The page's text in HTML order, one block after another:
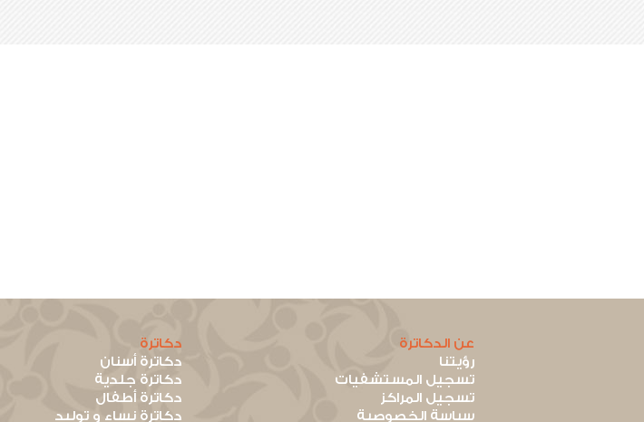
عن الدكاترة
رؤيتنا
تسجيل المستشفيات
تسجيل المراكز
سياسة الخصوصية
دكاترة
دكاترة أسنان
دكاترة جلدية
دكاترة أطفال
دكاترة نساء و توليد